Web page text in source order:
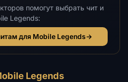
помогут выбрать чит и
Legends:
для Mobile Legends→
Legends